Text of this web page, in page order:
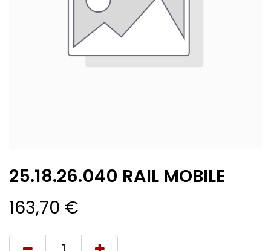
25.18.26.040 RAIL MOBILE
163,70 €